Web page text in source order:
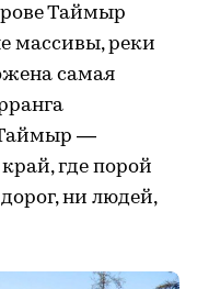
Таймыр
массивы, реки
самая
Таймыр —
где порой
ни людей,